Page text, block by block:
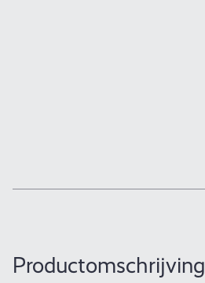
Productomschrijving